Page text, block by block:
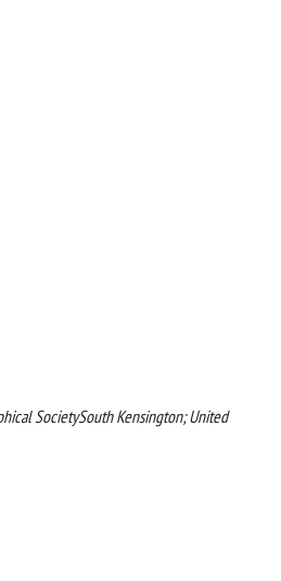
SocietySouth Kensington; United